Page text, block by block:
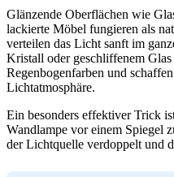
Glänzende Oberflächen wie
lackierte Möbel fungieren als
verteilen das Licht sanft im
Kristall oder geschliffenem
Regenbogenfarben und
Lichtatmosphäre.
Ein besonders effektiver Trick
Wandlampe vor einem Spiegel
der Lichtquelle verdoppelt und